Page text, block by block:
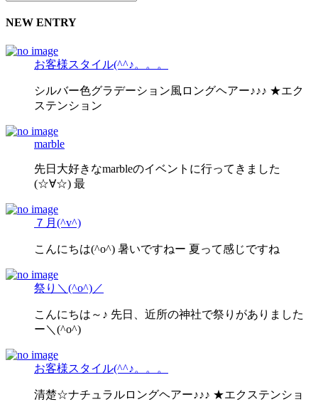
NEW ENTRY
お客様スタイル(^^♪。。。
シルバー色グラデーション風ロングヘアー♪♪♪ ★エク
ステンション
marble
先日大好きなmarbleのイベントに行ってきました
(☆∀☆) 最
７月(^v^)
こんにちは(^o^) 暑いですねー 夏って感じですね
祭り＼(^o^)／
こんにちは～♪ 先日、近所の神社で祭りがありました
ー＼(^o^)
お客様スタイル(^^♪。。。
清楚☆ナチュラルロングヘアー♪♪♪ ★エクステンショ